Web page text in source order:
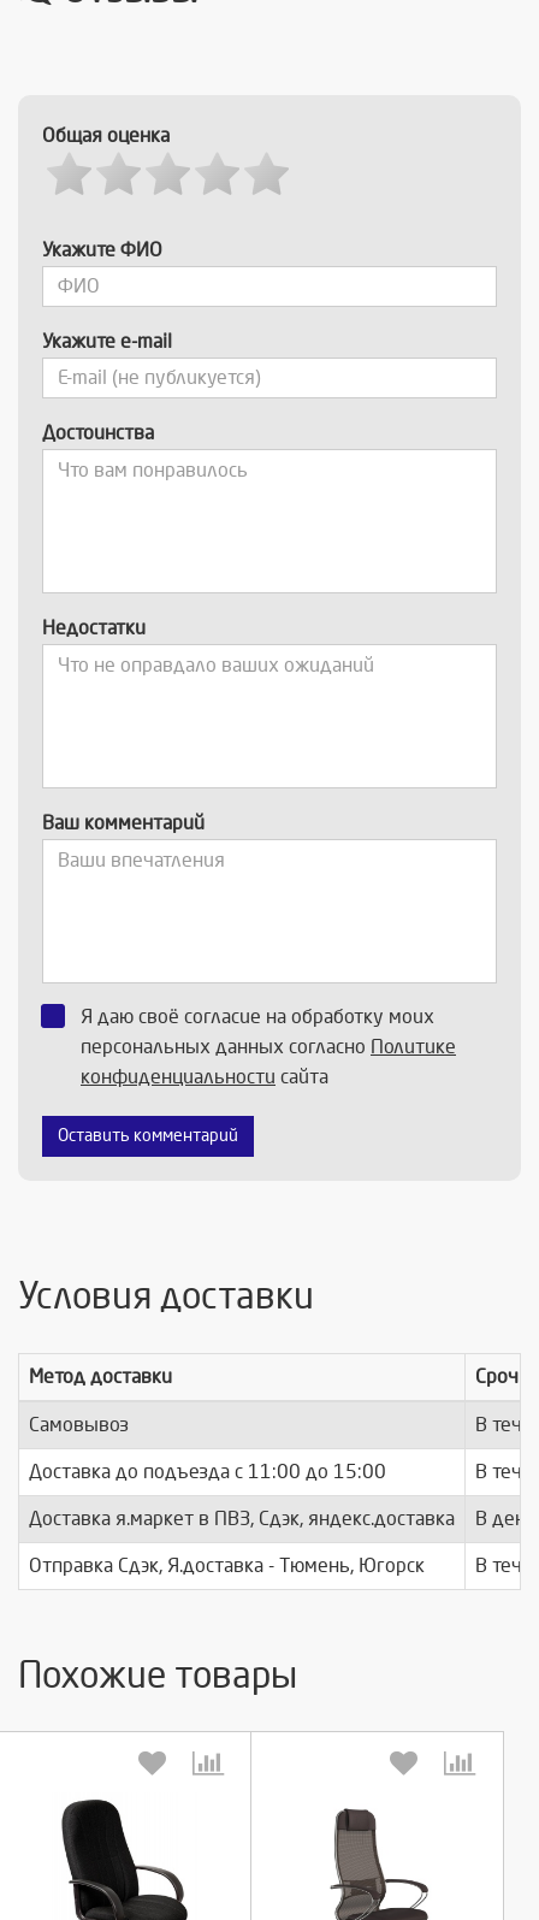
Общая оценка
Укажите ФИО
Укажите e-mail
Достоинства
Недостатки
Ваш комментарий
Я даю своё согласие на обработку моих
персональных данных согласно Политике
конфиденциальности сайта
Оставить комментарий
Условия доставки
Метод доставки
Самовывоз В
Доставка до подъезда c 11:00 до 15:00 В
Доставка я.маркет в ПВЗ, Сдэк, яндекс.доставка В день
Отправка Сдэк, Я.доставка - Тюмень, Югорск В
Похожие товары
Выберите количество: Выберите количество: